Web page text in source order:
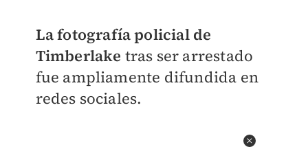
La fotografía policial de
Timberlake tras ser arrestado
fue ampliamente difundida en
redes sociales.